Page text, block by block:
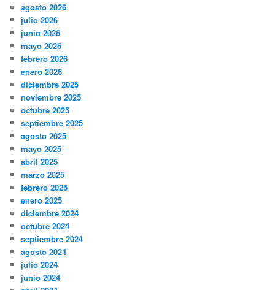
agosto 2026
julio 2026
junio 2026
mayo 2026
febrero 2026
enero 2026
diciembre 2025
noviembre 2025
octubre 2025
septiembre 2025
agosto 2025
mayo 2025
abril 2025
marzo 2025
febrero 2025
enero 2025
diciembre 2024
octubre 2024
septiembre 2024
agosto 2024
julio 2024
junio 2024